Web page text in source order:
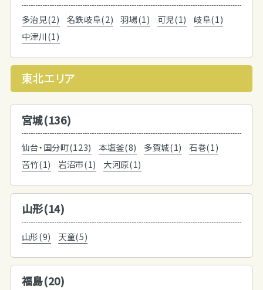
多治見(2) 名鉄岐阜(2) 羽場(1) 可児(1)
岐阜(1)
中津川(1)
東北エリア
宮城(136)
仙台・国分町(123) 本塩釜(8) 多賀城(1)
石巻(1)
苦竹(1)
岩沼市(1) 大河原(1)
山形(14)
山形(9) 天童(5)
福島(20)